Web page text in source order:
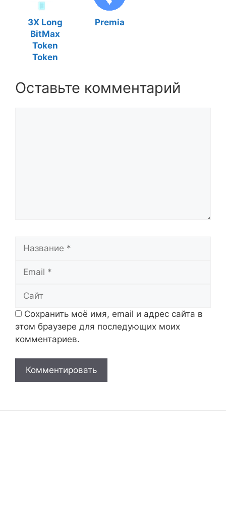
3X Long
BitMax
Token
Token
Premia
Оставьте комментарий
Сохранить моё имя, email и адрес сайта в
этом браузере для последующих моих
комментариев.